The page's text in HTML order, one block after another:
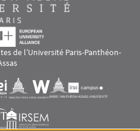
de l’Université Paris-Panthéon-
Visuel svgVisuel svg
Visuel svg